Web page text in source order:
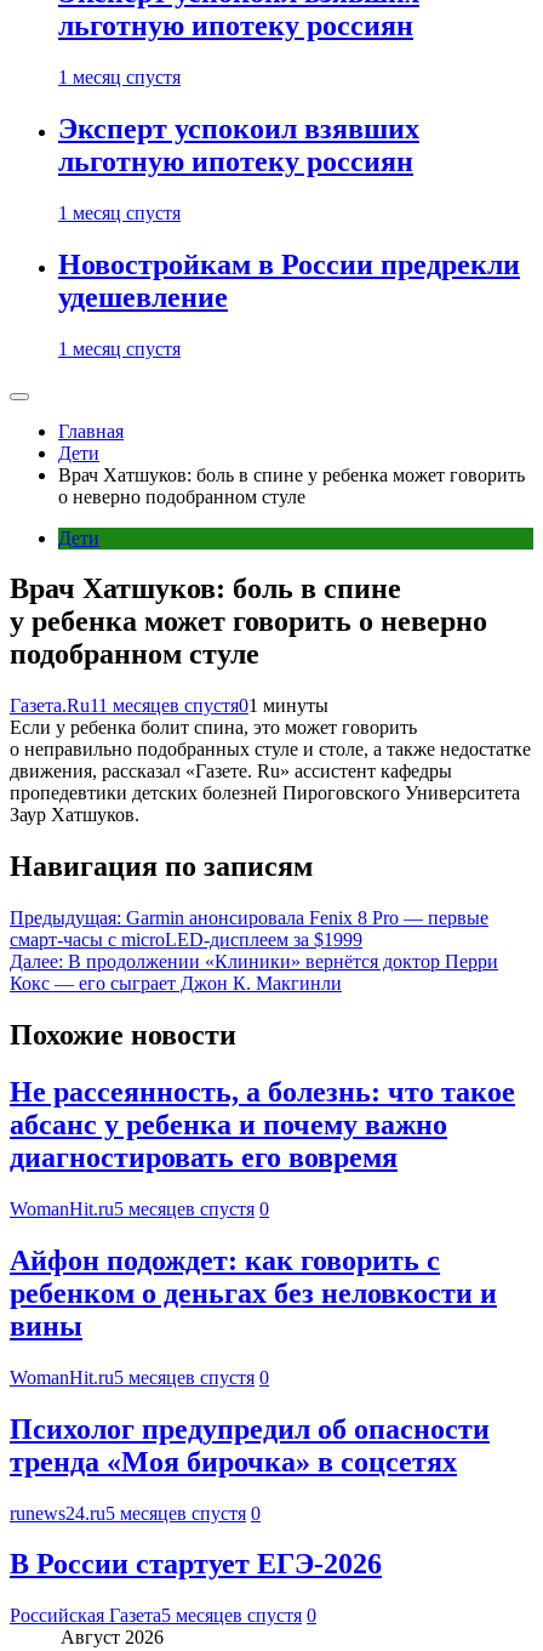
льготную ипотеку россиян
1 месяц спустя
Эксперт успокоил взявших
льготную ипотеку россиян
1 месяц спустя
Новостройкам в России предрекли
удешевление
1 месяц спустя
Главная
Дети
Врач Хатшуков: боль в спине у ребенка может говорить
о неверно подобранном стуле
Дети
Врач Хатшуков: боль в спине
у ребенка может говорить о неверно
подобранном стуле
Газета.Ru11 месяцев спустя01 минуты
Если у ребенка болит спина, это может говорить
о неправильно подобранных стуле и столе, а также недостатке
движения, рассказал «Газете. Ru» ассистент кафедры
пропедевтики детских болезней Пироговского Университета
Заур Хатшуков.
Навигация по записям
Предыдущая: Garmin анонсировала Fenix 8 Pro — первые
смарт-часы с microLED-дисплеем за $1999
Далее: В продолжении «Клиники» вернётся доктор Перри
Кокс — его сыграет Джон К. Макгинли
Похожие новости
Не рассеянность, а болезнь: что такое
абсанс у ребенка и почему важно
диагностировать его вовремя
WomanHit.ru5 месяцев спустя 0
Айфон подождет: как говорить с
ребенком о деньгах без неловкости и
вины
WomanHit.ru5 месяцев спустя 0
Психолог предупредил об опасности
тренда «Моя бирочка» в соцсетях
runews24.ru5 месяцев спустя 0
В России стартует ЕГЭ-2026
Российская Газета5 месяцев спустя 0
Август 2026